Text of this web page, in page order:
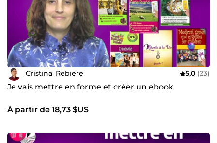
Cristina_Rebiere 5,0 (23)
Je vais mettre en forme et créer un ebook
À partir de 18,73 $US